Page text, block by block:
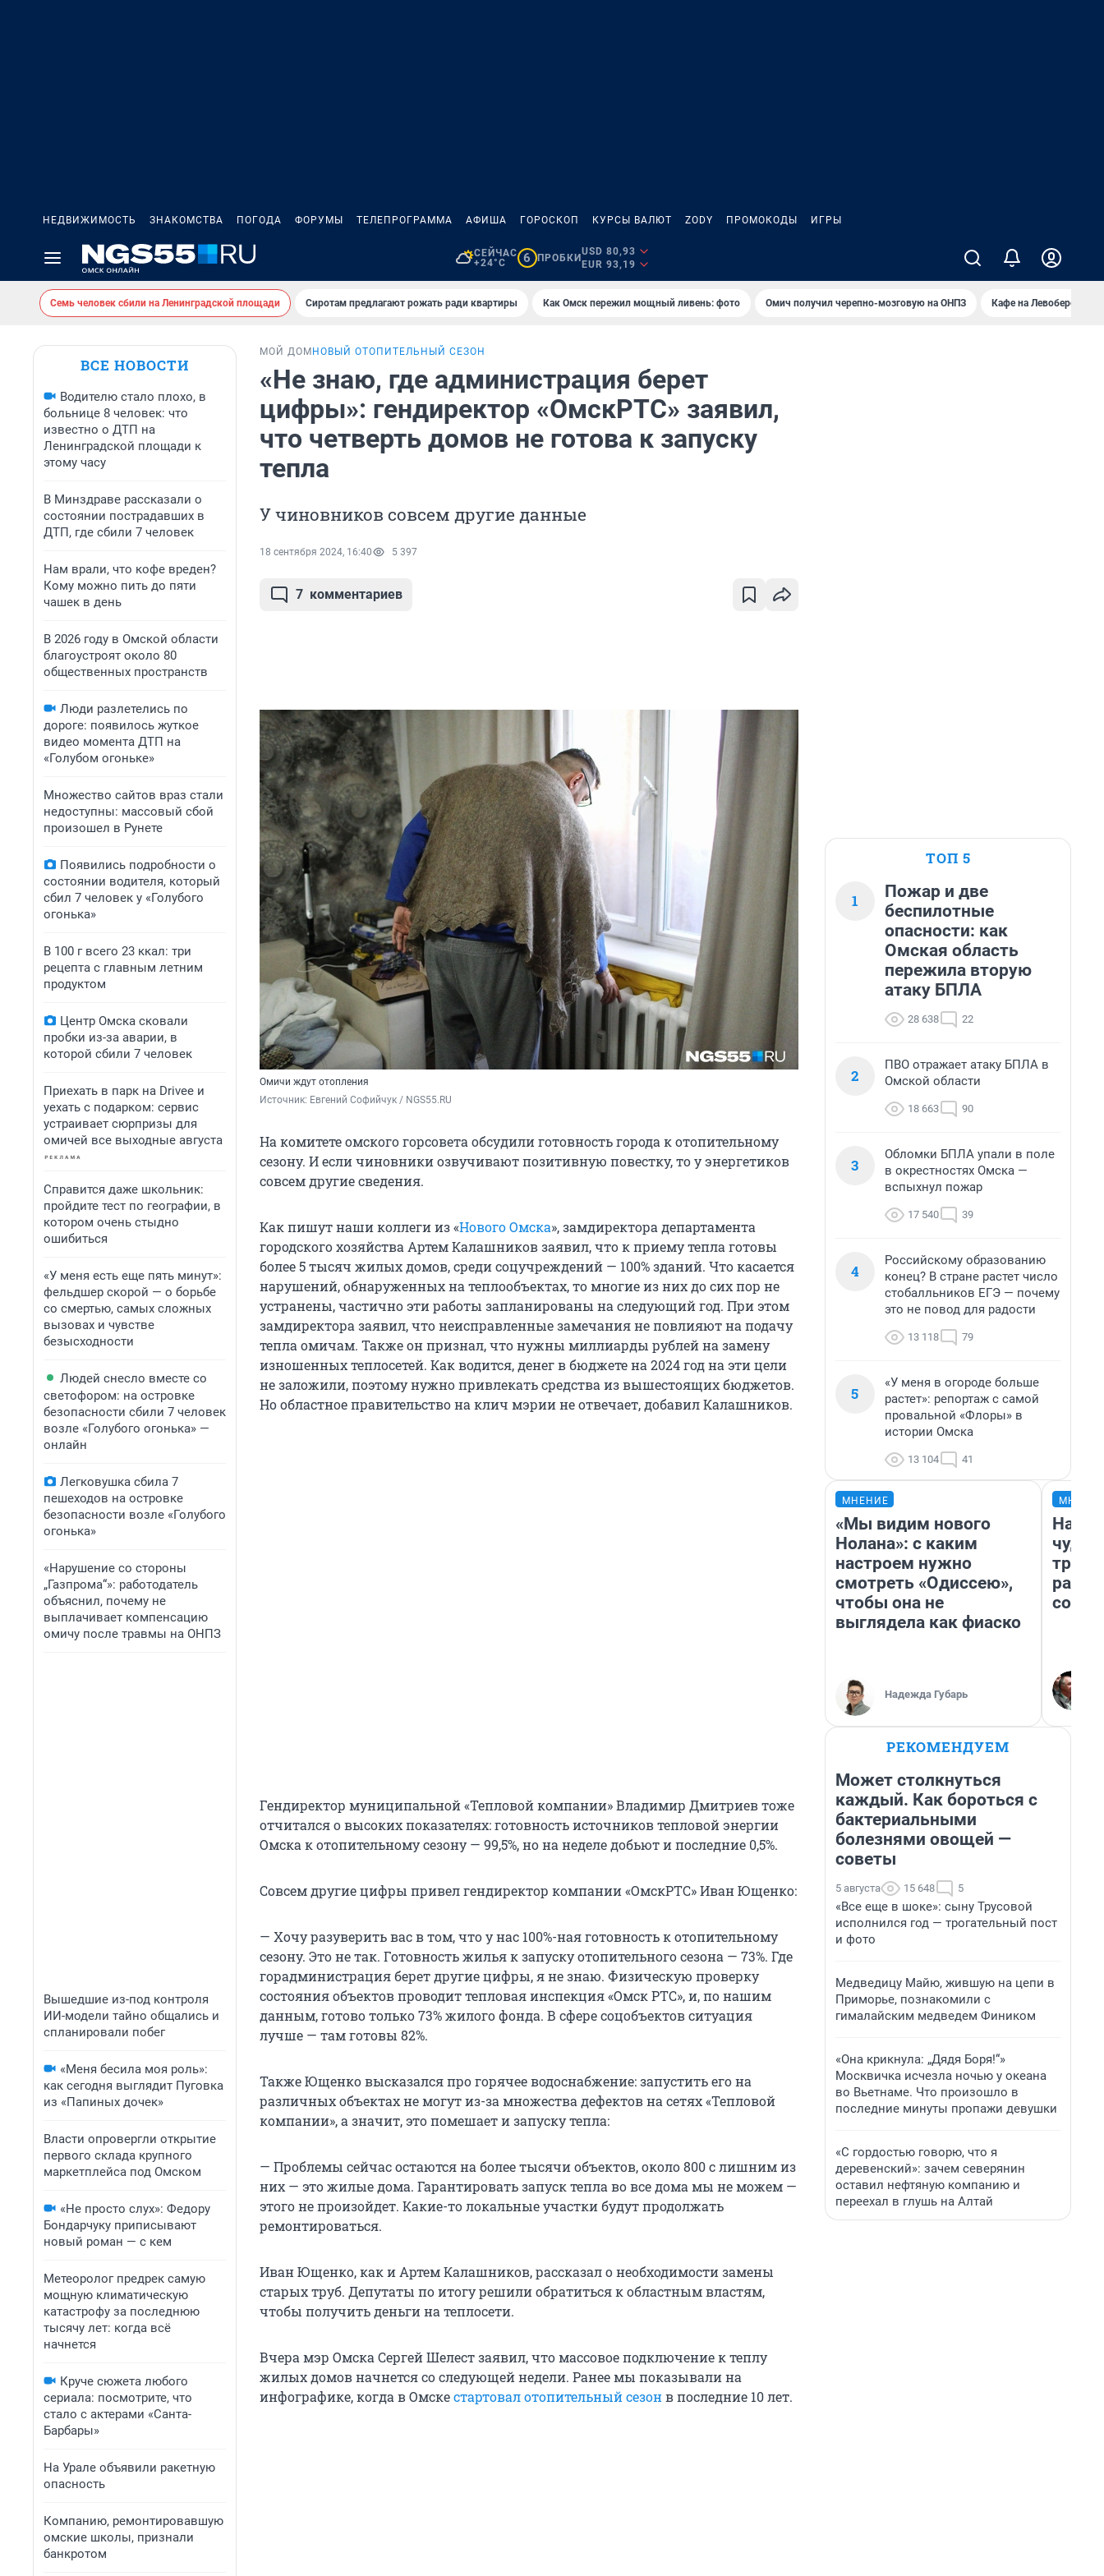
НЕДВИЖИМОСТЬ ЗНАКОМСТВА ПОГОДА ФОРУМЫ ТЕЛЕПРОГРАММА АФИША ГОРОСКОП КУРСЫ ВАЛЮТ ZODY ПРОМОКОДЫ ИГРЫ
СЕЙЧАС
+24°C
6 ПРОБКИ
USD 80,93
EUR 93,19
Семь человек сбили на Ленинградской площади Сиротам предлагают рожать ради квартиры Как Омск пережил мощный ливень: фото Омич получил черепно-мозговую на ОНПЗ Кафе на Левобережье
ВСЕ НОВОСТИ
Водителю стало плохо, в
больнице 8 человек: что
известно о ДТП на
Ленинградской площади к
этому часу
В Минздраве рассказали о
состоянии пострадавших в
ДТП, где сбили 7 человек
Нам врали, что кофе вреден?
Кому можно пить до пяти
чашек в день
В 2026 году в Омской области
благоустроят около 80
общественных пространств
Люди разлетелись по
дороге: появилось жуткое
видео момента ДТП на
«Голубом огоньке»
Множество сайтов враз стали
недоступны: массовый сбой
произошел в Рунете
Появились подробности о
состоянии водителя, который
сбил 7 человек у «Голубого
огонька»
В 100 г всего 23 ккал: три
рецепта с главным летним
продуктом
Центр Омска сковали
пробки из-за аварии, в
которой сбили 7 человек
Приехать в парк на Drivee и
уехать с подарком: сервис
устраивает сюрпризы для
омичей все выходные августа
Справится даже школьник:
пройдите тест по географии, в
котором очень стыдно
ошибиться
«У меня есть еще пять минут»:
фельдшер скорой — о борьбе
со смертью, самых сложных
вызовах и чувстве
безысходности
Людей снесло вместе со
светофором: на островке
безопасности сбили 7 человек
возле «Голубого огонька» —
онлайн
Легковушка сбила 7
пешеходов на островке
безопасности возле «Голубого
огонька»
«Нарушение со стороны
„Газпрома“»: работодатель
объяснил, почему не
выплачивает компенсацию
омичу после травмы на ОНПЗ
Вышедшие из-под контроля
ИИ-модели тайно общались и
спланировали побег
«Меня бесила моя роль»:
как сегодня выглядит Пуговка
из «Папиных дочек»
Власти опровергли открытие
первого склада крупного
маркетплейса под Омском
«Не просто слух»: Федору
Бондарчуку приписывают
новый роман — с кем
Метеоролог предрек самую
мощную климатическую
катастрофу за последнюю
тысячу лет: когда всё
начнется
Круче сюжета любого
сериала: посмотрите, что
стало с актерами «Санта-
Барбары»
На Урале объявили ракетную
опасность
Компанию, ремонтировавшую
омские школы, признали
банкротом
МОЙ ДОМ НОВЫЙ ОТОПИТЕЛЬНЫЙ СЕЗОН
«Не знаю, где администрация берет
цифры»: гендиректор «ОмскРТС» заявил,
что четверть домов не готова к запуску
тепла
У чиновников совсем другие данные
18 сентября 2024, 16:40 5 397
7 комментариев
Омичи ждут отопления
Источник: Евгений Софийчук / NGS55.RU
На комитете омского горсовета обсудили готовность города к отопительному
сезону. И если чиновники озвучивают позитивную повестку, то у энергетиков
совсем другие сведения.
Как пишут наши коллеги из «Нового Омска», замдиректора департамента
городского хозяйства Артем Калашников заявил, что к приему тепла готовы
более 5 тысяч жилых домов, среди соцучреждений — 100% зданий. Что касается
нарушений, обнаруженных на теплообъектах, то многие из них до сих пор не
устранены, частично эти работы запланированы на следующий год. При этом
замдиректора заявил, что неисправленные замечания не повлияют на подачу
тепла омичам. Также он признал, что нужны миллиарды рублей на замену
изношенных теплосетей. Как водится, денег в бюджете на 2024 год на эти цели
не заложили, поэтому нужно привлекать средства из вышестоящих бюджетов.
Но областное правительство на клич мэрии не отвечает, добавил Калашников.
Гендиректор муниципальной «Тепловой компании» Владимир Дмитриев тоже
отчитался о высоких показателях: готовность источников тепловой энергии
Омска к отопительному сезону — 99,5%, но на неделе добьют и последние 0,5%.
Совсем другие цифры привел гендиректор компании «ОмскРТС» Иван Ющенко:
— Хочу разуверить вас в том, что у нас 100%-ная готовность к отопительному
сезону. Это не так. Готовность жилья к запуску отопительного сезона — 73%. Где
горадминистрация берет другие цифры, я не знаю. Физическую проверку
состояния объектов проводит тепловая инспекция «Омск РТС», и, по нашим
данным, готово только 73% жилого фонда. В сфере соцобъектов ситуация
лучше — там готовы 82%.
Также Ющенко высказался про горячее водоснабжение: запустить его на
различных объектах не могут из-за множества дефектов на сетях «Тепловой
компании», а значит, это помешает и запуску тепла:
— Проблемы сейчас остаются на более тысячи объектов, около 800 с лишним из
них — это жилые дома. Гарантировать запуск тепла во все дома мы не можем —
этого не произойдет. Какие-то локальные участки будут продолжать
ремонтироваться.
Иван Ющенко, как и Артем Калашников, рассказал о необходимости замены
старых труб. Депутаты по итогу решили обратиться к областным властям,
чтобы получить деньги на теплосети.
Вчера мэр Омска Сергей Шелест заявил, что массовое подключение к теплу
жилых домов начнется со следующей недели. Ранее мы показывали на
инфографике, когда в Омскестартовал отопительный сезонв последние 10 лет.
ТОП 5
1
Пожар и две
беспилотные
опасности: как
Омская область
пережила вторую
атаку БПЛА
28 638 22
2
ПВО отражает атаку БПЛА в
Омской области
18 663 90
3
Обломки БПЛА упали в поле
в окрестностях Омска —
вспыхнул пожар
17 540 39
4
Российскому образованию
конец? В стране растет число
стобалльников ЕГЭ — почему
это не повод для радости
13 118 79
5
«У меня в огороде больше
растет»: репортаж с самой
провальной «Флоры» в
истории Омска
13 104 41
МНЕНИЕ
«Мы видим нового
Нолана»: с каким
настроем нужно
смотреть «Одиссею»,
чтобы она не
выглядела как фиаско
Надежда Губарь
РЕКОМЕНДУЕМ
Может столкнуться
каждый. Как бороться с
бактериальными
болезнями овощей —
советы
5 августа 15 648 5
«Все еще в шоке»: сыну Трусовой
исполнился год — трогательный пост
и фото
Медведицу Майю, жившую на цепи в
Приморье, познакомили с
гималайским медведем Фиником
«Она крикнула: „Дядя Боря!“»
Москвичка исчезла ночью у океана
во Вьетнаме. Что произошло в
последние минуты пропажи девушки
«С гордостью говорю, что я
деревенский»: зачем северянин
оставил нефтяную компанию и
переехал в глушь на Алтай